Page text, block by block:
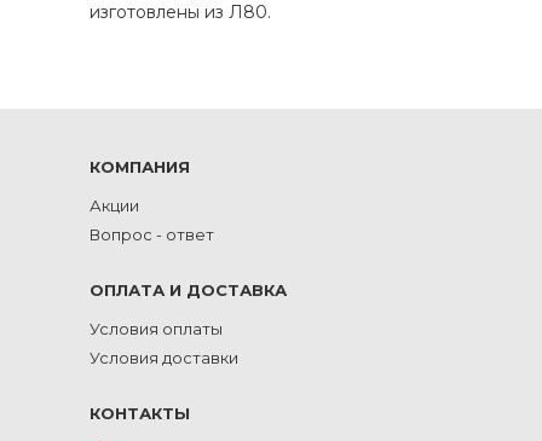
изготовлены из Л80.
КОМПАНИЯ
Акции
Вопрос - ответ
ОПЛАТА И ДОСТАВКА
Условия оплаты
Условия доставки
КОНТАКТЫ